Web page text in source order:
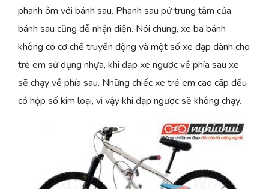
phanh ôm với bánh sau. Phanh sau pử trung tâm của
bánh sau cũng dễ nhận diện. Nói chung, xe ba bánh
không có cơ chế truyền động và một số xe đạp dành cho
trẻ em sử dụng nhựa, khi đạp xe ngược về phía sau xe
sẽ chạy về phía sau. Những chiếc xe trẻ em cao cấp đều
có hộp số kim loại, vì vậy khi đạp ngược sẽ không chạy.